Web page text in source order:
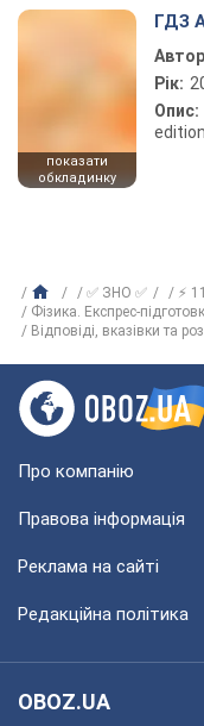
показати
обкладинку
ГДЗ
Рік:
Опис:
edition
✅ ЗНО ✅ ⚡
Фізика. Експрес-
Відповіді, вказівки та
Про компанію
Правова інформація
Реклама на сайті
Редакційна політика
OBOZ.UA